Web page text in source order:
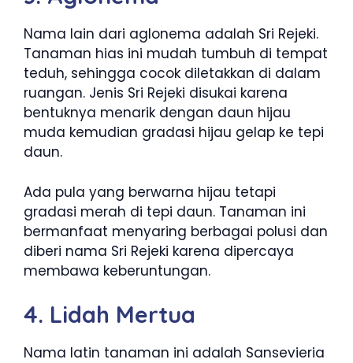
Nama lain dari aglonema adalah Sri Rejeki.
Tanaman hias ini mudah tumbuh di tempat
teduh, sehingga cocok diletakkan di dalam
ruangan. Jenis Sri Rejeki disukai karena
bentuknya menarik dengan daun hijau
muda kemudian gradasi hijau gelap ke tepi
daun.
Ada pula yang berwarna hijau tetapi
gradasi merah di tepi daun. Tanaman ini
bermanfaat menyaring berbagai polusi dan
diberi nama Sri Rejeki karena dipercaya
membawa keberuntungan.
4. Lidah Mertua
Nama latin tanaman ini adalah Sansevieria